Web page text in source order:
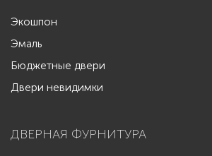
Экошпон
Эмаль
Бюджетные двери
Двери невидимки
ДВЕРНАЯ ФУРНИТУРА